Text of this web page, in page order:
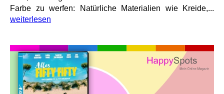
Farbe zu werfen: Natürliche Materialien wie Kreide,...
weiterlesen